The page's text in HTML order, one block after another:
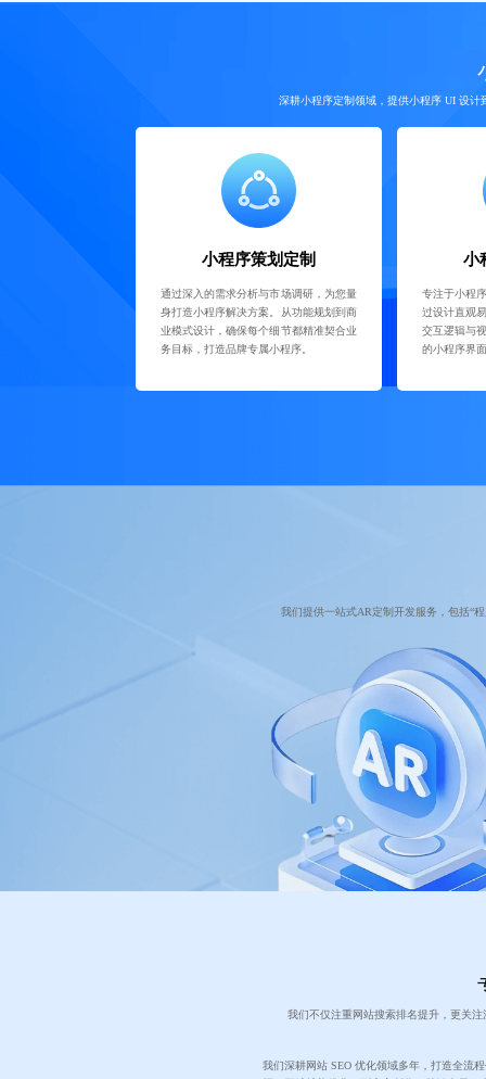
深耕小程序定制领域，提供小程序 UI 设
小程序策划定制
通过深入的需求分析与市场调研，为您量
身打造小程序解决方案。从功能规划到商
业模式设计，确保每个细节都精准契合业
务目标，打造品牌专属小程序。
小
专注于小程
过设计直观
交互逻辑与
的小程序界
我们提供一站式AR定制开发服务，包括“
我们不仅注重网站搜索排名提升，更关
我们深耕网站 SEO 优化领域多年，打造全流